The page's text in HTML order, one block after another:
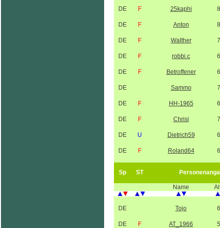
DE F 25kaphi
DE F Anton
DE F Walther
DE F robbi.c
DE F Betroffener
DE Sammo
DE F HH-1965
DE F Chrisi
DE U Dietrich59
DE F Roland64
Sp ST
Name
DE Tojo
DE F AT_1966